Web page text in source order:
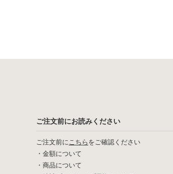
ご注文前にお読みください
ご注文前にこちら をご確認ください
・ 金額について
・ 商品について